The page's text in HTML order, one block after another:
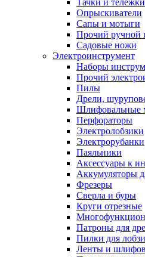
Опрыскиватели
Сапы и мотыги
Прочий ручной
Садовые ножи
Электроинструмент
Наборы
Прочий
Пилы
Дрели,
Шлифовальные
Перфораторы
Электролобзики
Электрорубанки
Паяльники
Аксессуары к
Аккумуляторы
Фрезеры
Сверла и буры
Круги отрезные
Патроны для
Пилки для
Ленты и